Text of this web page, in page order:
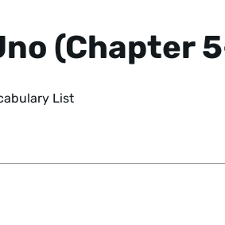
(Chapter
List